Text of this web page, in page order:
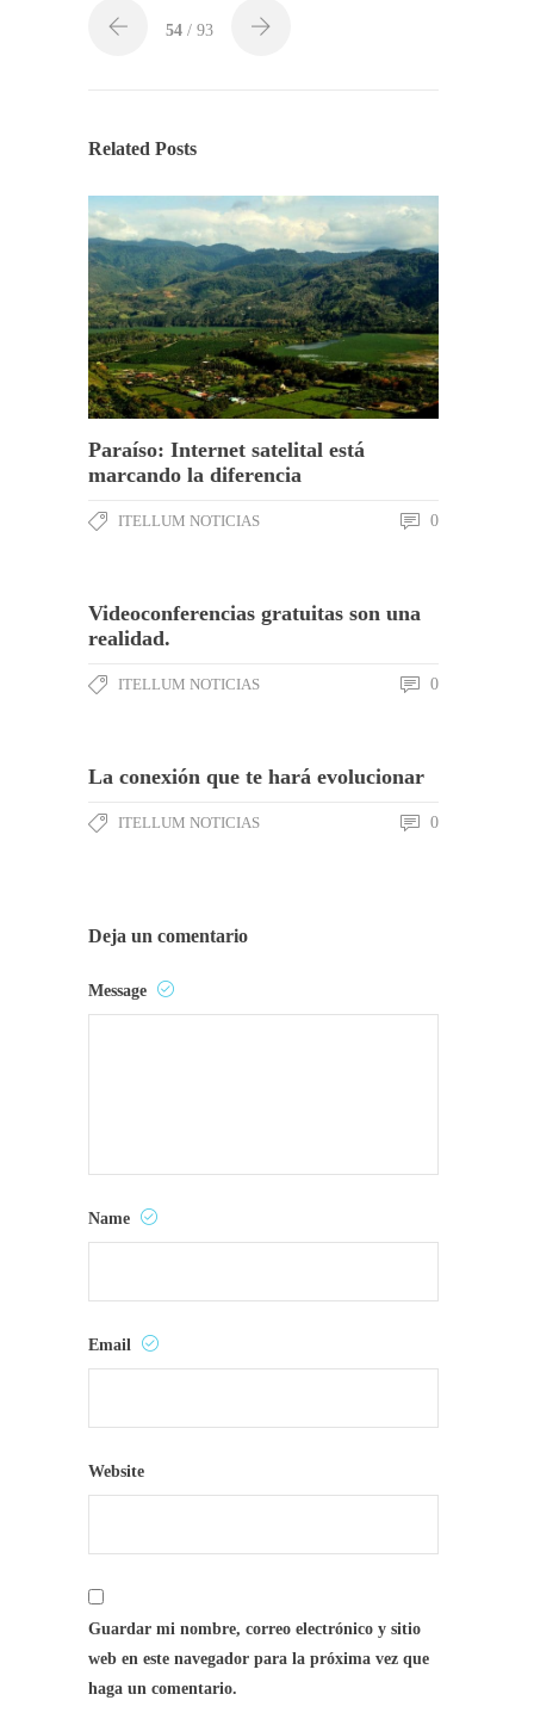
54 / 93
Related Posts
Paraíso: Internet satelital está
marcando la diferencia
ITELLUM NOTICIAS 0
Videoconferencias gratuitas son una
realidad.
ITELLUM NOTICIAS 0
La conexión que te hará evolucionar
ITELLUM NOTICIAS 0
Deja un comentario
Message
Name
Email
Website
Guardar mi nombre, correo electrónico y sitio
web en este navegador para la próxima vez que
haga un comentario.